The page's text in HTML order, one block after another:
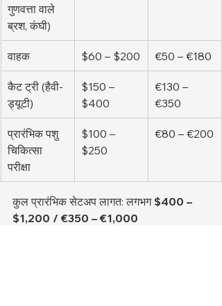
गुणवत्ता वाले
ब्रश, कंघी)
वाहक $60 – $200 €50 – €180
कैट ट्री (हैवी-
ड्यूटी)
$150 –
$400
€130 –
€350
प्रारंभिक पशु
चिकित्सा
परीक्षा
$100 –
$250
€80 – €200
कुल प्रारंभिक सेटअप लागत: लगभग $400 –
$1,200 / €350 – €1,000